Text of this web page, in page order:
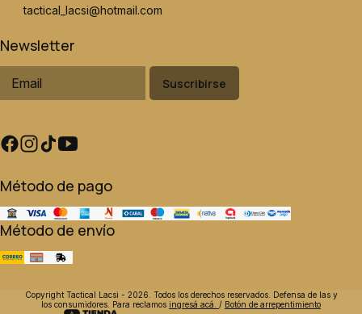
tactical_lacsi@hotmail.com
Newsletter
Suscribirse
Método de pago
Método de envío
Copyright Tactical Lacsi - 2026. Todos los derechos reservados. Defensa de las y
los consumidores. Para reclamos ingresá acá. / Botón de arrepentimiento